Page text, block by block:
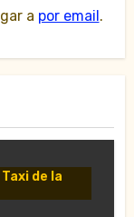
a por email.
de la